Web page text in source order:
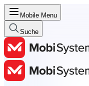
Mobile Menu
Suche